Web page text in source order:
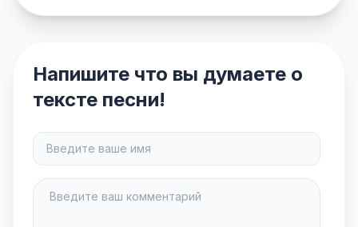
Напишите что вы думаете о
тексте песни!